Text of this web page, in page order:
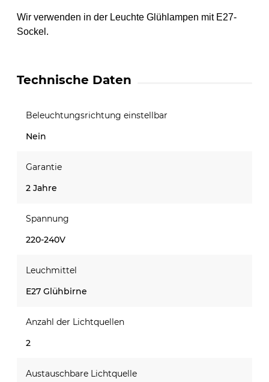
Wir verwenden in der Leuchte Glühlampen mitE27-
Sockel.
Technische Daten
Beleuchtungsrichtung einstellbar
Nein
Garantie
2 Jahre
Spannung
220-240V
Leuchmittel
E27 Glühbirne
Anzahl der Lichtquellen
2
Austauschbare Lichtquelle